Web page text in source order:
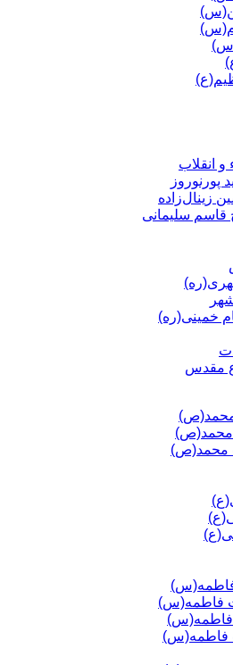
و انقلاب
پورنوروز
زینال‌زاده
قاسم سلیمانی
خمینی(ره)
مقدس
محمد(ص)
فاطمه(س)
فاطمه(س)